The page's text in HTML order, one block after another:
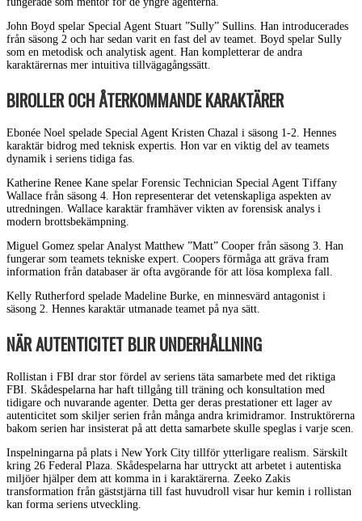
John Boyd spelar Special Agent Stuart ”Sully” Sullins. Han introducerades
från säsong 2 och har sedan varit en fast del av teamet. Boyd spelar Sully
som en metodisk och analytisk agent. Han kompletterar de andra
karaktärernas mer intuitiva tillvägagångssätt.
BIROLLER OCH ÅTERKOMMANDE KARAKTÄRER
Ebonée Noel spelade Special Agent Kristen Chazal i säsong 1-2. Hennes
karaktär bidrog med teknisk expertis. Hon var en viktig del av teamets
dynamik i seriens tidiga fas.
Katherine Renee Kane spelar Forensic Technician Special Agent Tiffany
Wallace från säsong 4. Hon representerar det vetenskapliga aspekten av
utredningen. Wallace karaktär framhäver vikten av forensisk analys i
modern brottsbekämpning.
Miguel Gomez spelar Analyst Matthew ”Matt” Cooper från säsong 3. Han
fungerar som teamets tekniske expert. Coopers förmåga att gräva fram
information från databaser är ofta avgörande för att lösa komplexa fall.
Kelly Rutherford spelade Madeline Burke, en minnesvärd antagonist i
säsong 2. Hennes karaktär utmanade teamet på nya sätt.
NÄR AUTENTICITET BLIR UNDERHÅLLNING
Rollistan i FBI drar stor fördel av seriens täta samarbete med det riktiga
FBI. Skådespelarna har haft tillgång till träning och konsultation med
tidigare och nuvarande agenter. Detta ger deras prestationer ett lager av
autenticitet som skiljer serien från många andra krimidramor. Instruktörerna
bakom serien har insisterat på att detta samarbete skulle speglas i varje scen.
Inspelningarna på plats i New York City tillför ytterligare realism. Särskilt
kring 26 Federal Plaza. Skådespelarna har uttryckt att arbetet i autentiska
miljöer hjälper dem att komma in i karaktärerna. Zeeko Zakis
transformation från gäststjärna till fast huvudroll visar hur kemin i rollistan
kan forma seriens utveckling.